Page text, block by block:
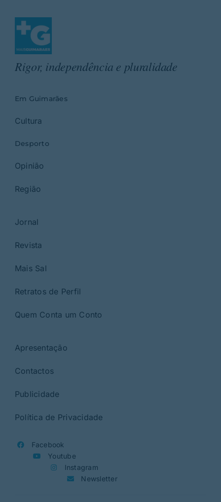
Rigor, independência e pluralidade
Em Guimarães
Cultura
Desporto
Opinião
Região
Jornal
Revista
Mais Sal
Retratos de Perfil
Quem Conta um Conto
Apresentação
Contactos
Publicidade
Política de Privacidade
Facebook
Youtube
Instagram
Newsletter